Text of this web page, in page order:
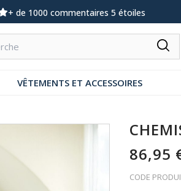
Demandez notre dernier catalogue
VÊTEMENTS ET ACCESSOIRES
86,95
CODE